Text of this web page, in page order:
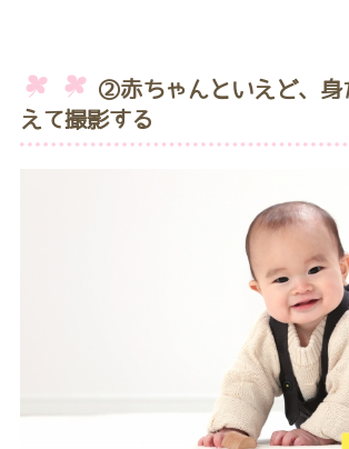
②赤ちゃんといえど、身
えて撮影する